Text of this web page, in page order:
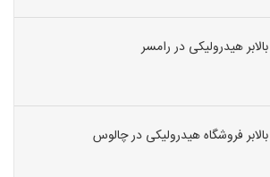
هیدرولیکی در رامسر
فروشگاه هیدرولیکی در چالوس